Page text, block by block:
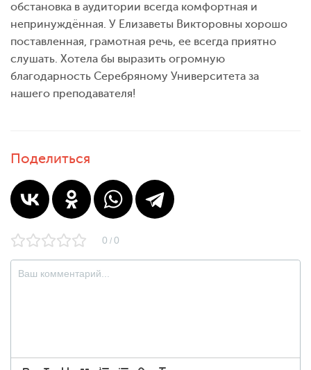
обстановка в аудитории всегда комфортная и
непринуждённая. У Елизаветы Викторовны хорошо
поставленная, грамотная речь, ее всегда приятно
слушать. Хотела бы выразить огромную
благодарность Серебряному Университета за
нашего преподавателя!
Поделиться
0 / 0